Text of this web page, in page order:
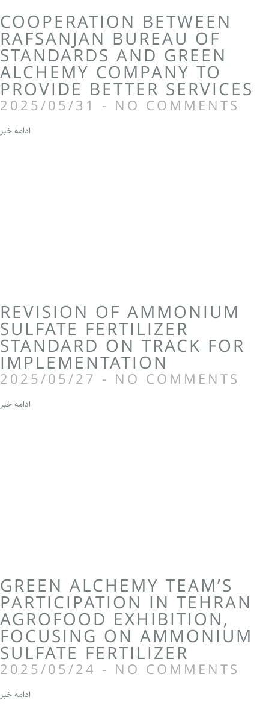
COOPERATION BETWEEN
RAFSANJAN BUREAU OF
STANDARDS AND GREEN
ALCHEMY COMPANY TO
PROVIDE BETTER SERVICES
2025/05/31 NO COMMENTS
ادامه خبر
REVISION OF AMMONIUM
SULFATE FERTILIZER
STANDARD ON TRACK FOR
IMPLEMENTATION
2025/05/27 NO COMMENTS
ادامه خبر
GREEN ALCHEMY TEAM’S
PARTICIPATION IN TEHRAN
AGROFOOD EXHIBITION,
FOCUSING ON AMMONIUM
SULFATE FERTILIZER
2025/05/24 NO COMMENTS
ادامه خبر